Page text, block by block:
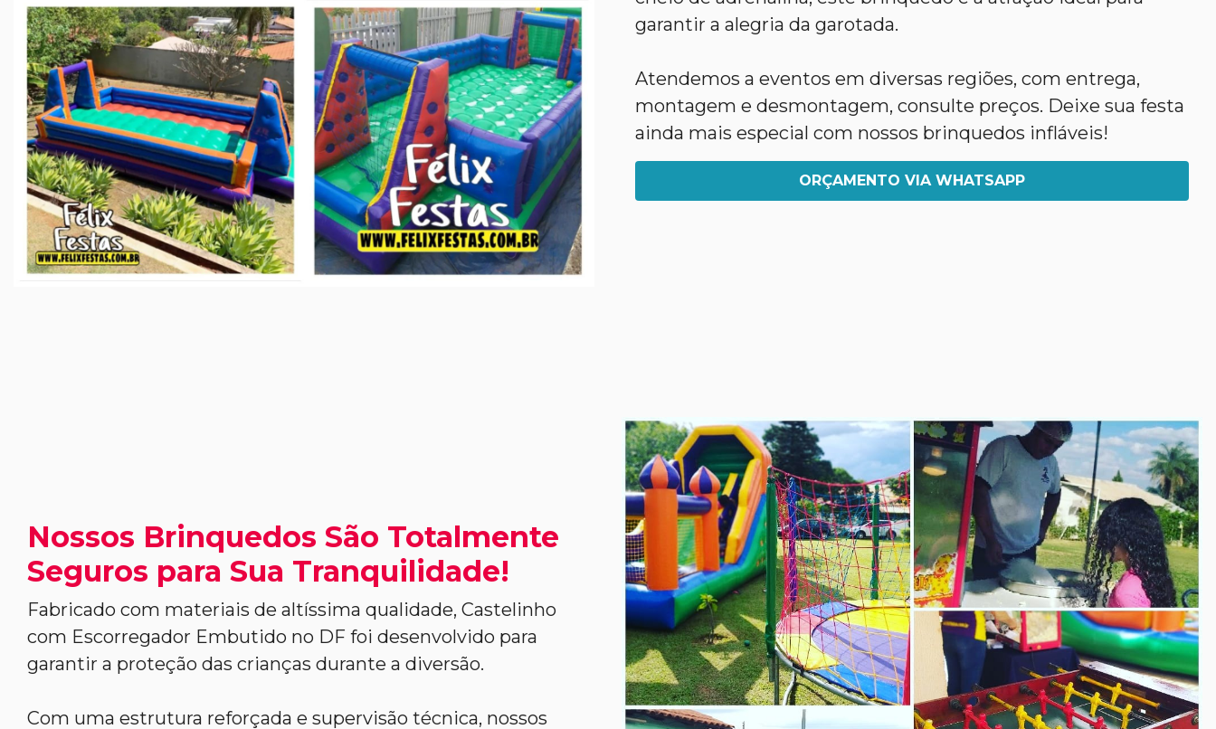
garantir a alegria da garotada.
Atendemos a eventos em diversas regiões, com entrega,
montagem e desmontagem, consulte preços. Deixe sua festa
ainda mais especial com nossos brinquedos infláveis!
ORÇAMENTO VIA WHATSAPP
Nossos Brinquedos São Totalmente
Seguros para Sua Tranquilidade!
Fabricado com materiais de altíssima qualidade, Castelinho
com Escorregador Embutido no DF foi desenvolvido para
garantir a proteção das crianças durante a diversão.
Com uma estrutura reforçada e supervisão técnica, nossos